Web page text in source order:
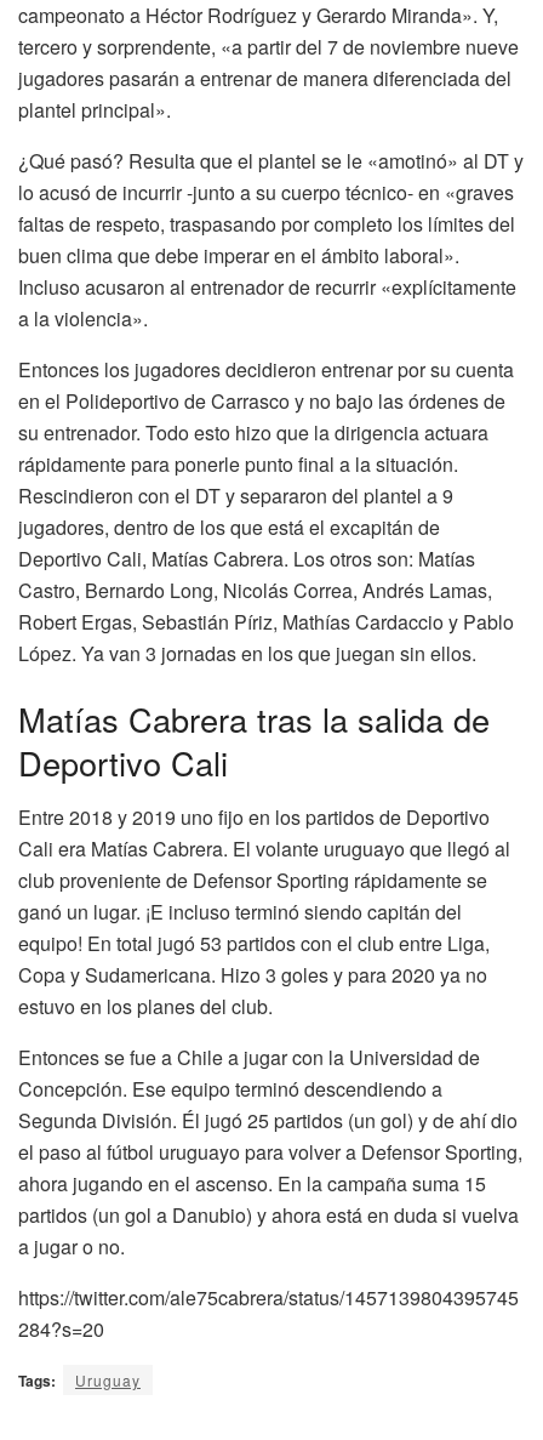
campeonato a Héctor Rodríguez y Gerardo Miranda». Y,
tercero y sorprendente, «a partir del 7 de noviembre nueve
jugadores pasarán a entrenar de manera diferenciada del
plantel principal».
¿Qué pasó? Resulta que el plantel se le «amotinó» al DT y
lo acusó de incurrir -junto a su cuerpo técnico- en «graves
faltas de respeto, traspasando por completo los límites del
buen clima que debe imperar en el ámbito laboral».
Incluso acusaron al entrenador de recurrir «explícitamente
a la violencia».
Entonces los jugadores decidieron entrenar por su cuenta
en el Polideportivo de Carrasco y no bajo las órdenes de
su entrenador. Todo esto hizo que la dirigencia actuara
rápidamente para ponerle punto final a la situación.
Rescindieron con el DT y separaron del plantel a 9
jugadores, dentro de los que está el excapitán de
Deportivo Cali, Matías Cabrera. Los otros son: Matías
Castro, Bernardo Long, Nicolás Correa, Andrés Lamas,
Robert Ergas, Sebastián Píriz, Mathías Cardaccio y Pablo
López. Ya van 3 jornadas en los que juegan sin ellos.
Matías Cabrera tras la salida de
Deportivo Cali
Entre 2018 y 2019 uno fijo en los partidos de Deportivo
Cali era Matías Cabrera. El volante uruguayo que llegó al
club proveniente de Defensor Sporting rápidamente se
ganó un lugar. ¡E incluso terminó siendo capitán del
equipo! En total jugó 53 partidos con el club entre Liga,
Copa y Sudamericana. Hizo 3 goles y para 2020 ya no
estuvo en los planes del club.
Entonces se fue a Chile a jugar con la Universidad de
Concepción. Ese equipo terminó descendiendo a
Segunda División. Él jugó 25 partidos (un gol) y de ahí dio
el paso al fútbol uruguayo para volver a Defensor Sporting,
ahora jugando en el ascenso. En la campaña suma 15
partidos (un gol a Danubio) y ahora está en duda si vuelva
a jugar o no.
https://twitter.com/ale75cabrera/status/1457139804395745
284?s=20
Tags: Uruguay